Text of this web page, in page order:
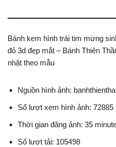
Bánh kem hình trái tim mừng
đỏ 3d đẹp mắt – Bánh Thiên
nhật theo mẫu
Nguồn hình ảnh:
Số lượt xem hình ảnh: 72885
Thời gian đăng ảnh: 35
Số lượt tải: 105498